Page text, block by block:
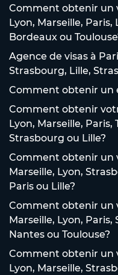
Comment obtenir un
Lyon, Marseille, Paris,
Bordeaux ou
Agence de visas à
Strasbourg, Lille,
Comment obtenir un
Comment obtenir
Lyon, Marseille, Paris,
Strasbourg ou Lille?
Comment obtenir un
Marseille, Lyon,
Paris ou Lille?
Comment obtenir un
Marseille, Lyon,
Nantes ou Toulouse?
Comment obtenir un
Lyon, Marseille,